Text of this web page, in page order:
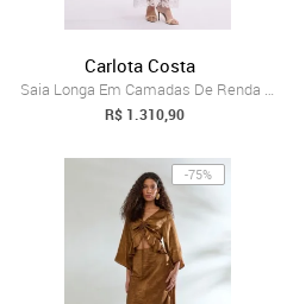
Carlota Costa
Saia Longa Em Camadas De Renda Carlota C...
R$ 1.310,90
-75%